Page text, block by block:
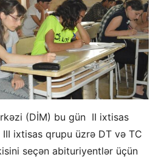
(DİM) bu gün II ixtisas
ixtisas qrupu üzrə DT və TC
seçən abituriyentlər üçün